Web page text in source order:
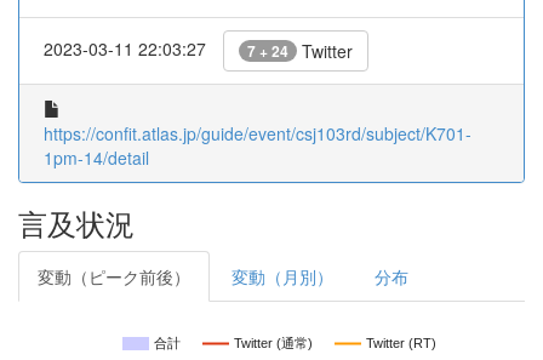
2023-03-11 22:03:27 7 + 24 Twitter
https://confit.atlas.jp/guide/event/csj103rd/subject/K701-
1pm-14/detail
言及状況
変動（ピーク前後） 変動（月別） 分布
合計 Twitter (通常) Twitter (RT)